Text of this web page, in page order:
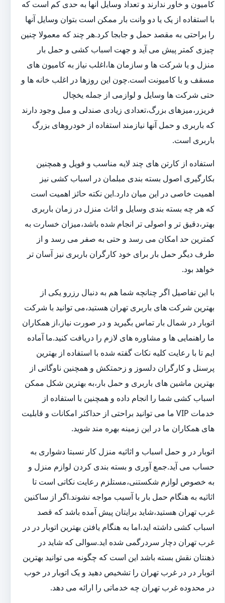
کامیون و خاور ندارند و تعداد وسایل آنها به حدی کم است که
با استفاده از یک یا دو وانت بار ممکن است بتوان وسایل آنها
را براحتی به مقصد حمل و جابجا کرد.هر چند که معمولا چنین
چیزی کمتر پیش می آید و جهت اسباب کشی و حمل بار
منزل و یا شرکت ها و سازمان ها،اغلب نیاز به کامیون های
مسقف و یا کامیونت است.چون این روزها در اغلب خانه ها و
حتی شرکت ها وسایل و لوازمی از جمله یخچال
فریزر،میزهای بزرگ،تعدادی زیادی صندلی و مبل وجود دارند
که باربری و حمل آنها نیازمند استفاده از خودروهای بزرگ
باربری است.
استفاده از کارتن های چند لایه مناسب و فویل و همچنین
بکارگیری اصول بسته بندی مبلمان در اسباب کشی نیز
اهمیت خاصی در این میان دارد.این نکته حائز اهمیت است
که هر چه بسته بندی وسایل و اثاث منزل در زمان باربری
بهتر،دقیق تر و اصولی تر انجام شده باشد،میزان خسارت به
کمترین حد امکان می رسد و حتی به صفر می رسد و از
طرف دیگر حمل بار برای خود کارگران باربری نیز آسان تر
خواهد بود.
با این تفاصیل اگر چنانچه شما هم به دنبال رزرو یکی از
بهترین شرکت های باربری تهران هستید،می توانید با شرکت
اتوبار در شمال بار تماس بگیرید و در صورت نیاز،از همکاران
ما راهنمایی ها و مشاوره های لازم را دریافت کنید.ما آماده
ایم تا با رعایت کلیه نکات گفته شده با استفاده از بهترین
پرسنل و کارگران دلسوز و زحمتکش و همچنین ناوگانی از
بهترین ماشین های باربری و حمل بار،به بهترین شکل ممکن
اسباب کشی شما را انجام داده و همچنین با استفاده از
خدمات VIP ما می توانید براحتی از حداکثر امکانات و قابلیت
های همکاران ما در این زمینه بهره مند شوید.
اتوبار در و حمل اسباب و اثاثیه منزل کار نسبتا دشواری به
حساب می آید.جمع آوری و بسته بندی کردن لوازم منزل و
به خصوص لوازم شکستنی،مستلزم رعایت نکاتی است تا
اثاثیه به هنگام حمل بار با آسیب مواجه نشوند.اگر از ساکنین
غرب تهران هستید،شاید برایتان پیش آمده باشد که قصد
اسباب کشی داشته اید،اما به هنگام یافتن بهترین اتوبار در در
غرب تهران دچار سردرگمی شده اید.سوالی که شاید در
ذهنتان نقش بسته باشد این است که چگونه می توانید بهترین
اتوبار در در غرب تهران را تشخیص دهید و یک اتوبار در خوب
در محدوده غرب تهران چه خدماتی را ارائه می دهد.